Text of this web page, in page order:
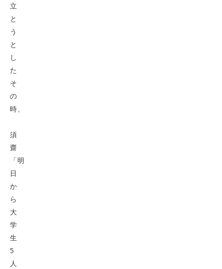
立
と
う
と
し
た
そ
の
時、
須
齋
「明
日
か
ら
大
学
生
5
人